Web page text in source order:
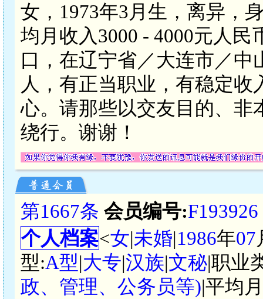
女，1973年3月生，离异，
均月收入3000 - 4000元人
口，在辽宁省／大连市／
人，有正当职业，有稳定
心。请那些以交友目的、非
绕行。谢谢！
第1667条 会员编号:F193926
个人档案<女|未婚|1986年07
型:A型|大专|汉族|文秘|职业
政、管理、公务员等)|平均